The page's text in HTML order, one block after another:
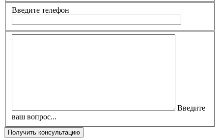
Введите телефон
Введите
ваш вопрос...